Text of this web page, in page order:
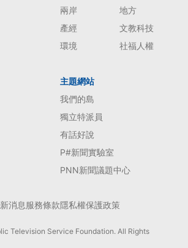
兩岸
地方
產經
文教科技
環境
社福人權
主題網站
我們的島
獨立特派員
有話好說
P#新聞實驗室
PNN新聞議題中心
消息服務條款隱私權保護政策
Television Service Foundation. All Rights